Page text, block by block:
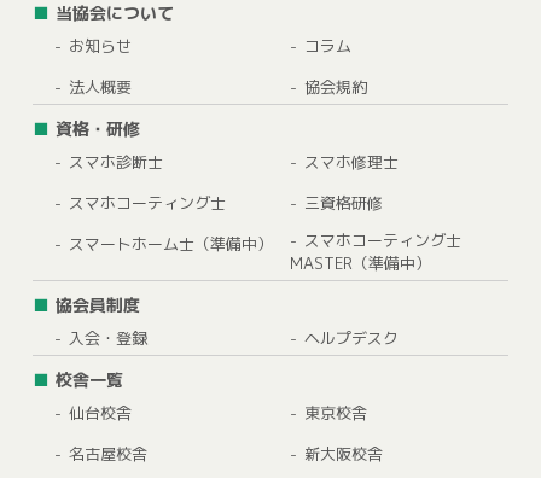
当協会について
お知らせ
コラム
法人概要
協会規約
資格・研修
スマホ診断士
スマホ修理士
スマホコーティング士
三資格研修
スマートホーム士（準備中）
スマホコーティング士
MASTER（準備中）
協会員制度
入会・登録 ヘルプデスク
校舎一覧
仙台校舎
東京校舎
名古屋校舎
新大阪校舎